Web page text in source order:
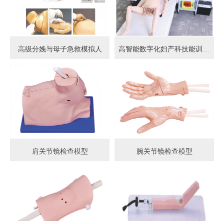
高级分娩与母子急救模拟人
肩关节镜检查模型 腕关节镜检查模型